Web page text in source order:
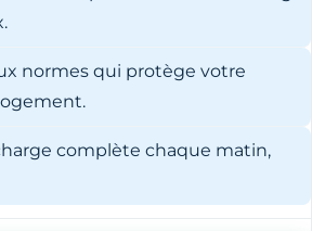
normes qui protège votre
complète chaque matin,